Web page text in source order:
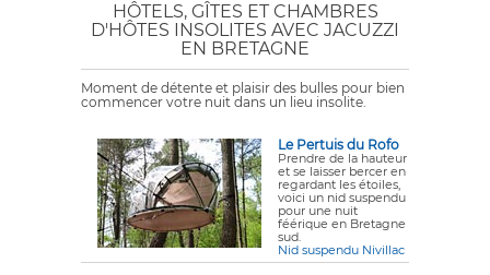
HÔTELS, GÎTES ET CHAMBRES
D'HÔTES INSOLITES AVEC JACUZZI
EN BRETAGNE
Moment de détente et plaisir des bulles pour bien
commencer votre nuit dans un lieu insolite.
Le Pertuis du Rofo
Prendre de la hauteur
et se laisser bercer en
regardant les étoiles,
voici un nid suspendu
pour une nuit
féérique en Bretagne
sud.
Nid suspendu Nivillac